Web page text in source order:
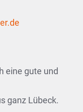
eine gute und
ganz Lübeck.